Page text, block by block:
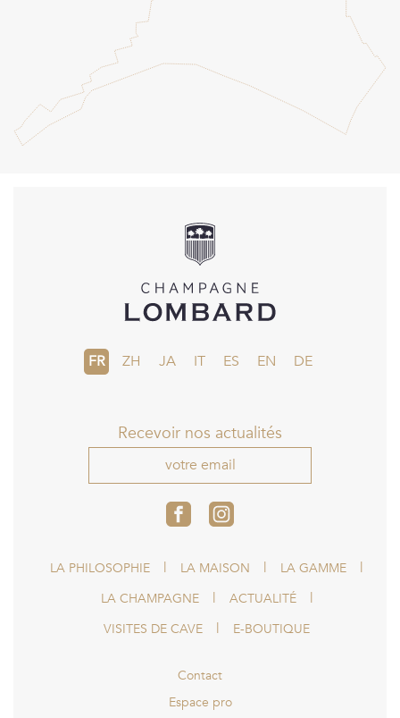
ZH JA IT
FR ES EN DE
Recevoir nos actualités
votre email
En soumettant ce formulaire, j'accepte la
politique de
LA PHILOSOPHIE LA MAISON
LA GAMME
LA CHAMPAGNE
ACTUALITÉ
VISITES DE CAVE
E-BOUTIQUE
Contact
Espace pro